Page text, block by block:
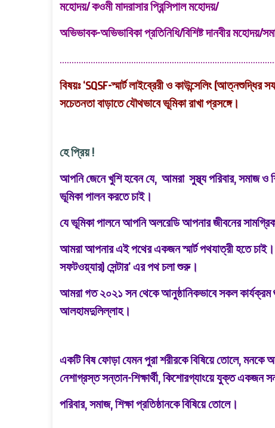
মহোদয়/ কওমী মাদরাসার প্রিন্সিপাল মহোদয়/
অভিভাবক-অভিভাবিকা প্রতিনিধি/বিশিষ্ট দানবীর মহোদয়/
বিষয়ঃ ‘SQSF-স্মার্ট লাইব্রেরী ও কাউন্সেলিং (আত্নশুদ্ধির
সচেতনতা বাড়াতে যৌথভাবে ভূমিকা রাখা প্রসঙ্গে।
হে প্রিয় !
আপনি জেনে খুশি হবেন যে, আমরা সুস্থ্য পরিবার, সমাজ ও
ভূমিকা পালন করতে চাই।
যে ভূমিকা পালনে আপনি অলরেডি আপনার জীবনের
আমরা আপনার এই পথের একজন স্মার্ট পথযাত্রী হতে
সফটওয়্যার) সেন্টার’ এর পথ চলা শুরু।
আমরা গত ২০২১ সন থেকে আনুষ্ঠানিকভাবে সকল কার্যক্রম
আলহামদুলিল্লাহ।
একটি বিষ ফোড়া যেমন পুরা শরীরকে বিষিয়ে তোলে, মনকে
নেশাগ্রস্ত সন্তান-শিক্ষার্থী, কিশোরগ্যাংয়ে ‍যুক্ত একজন
পরিবার,সমাজ, শিক্ষা প্রতিষ্ঠানকে বিষিয়ে তোলে।